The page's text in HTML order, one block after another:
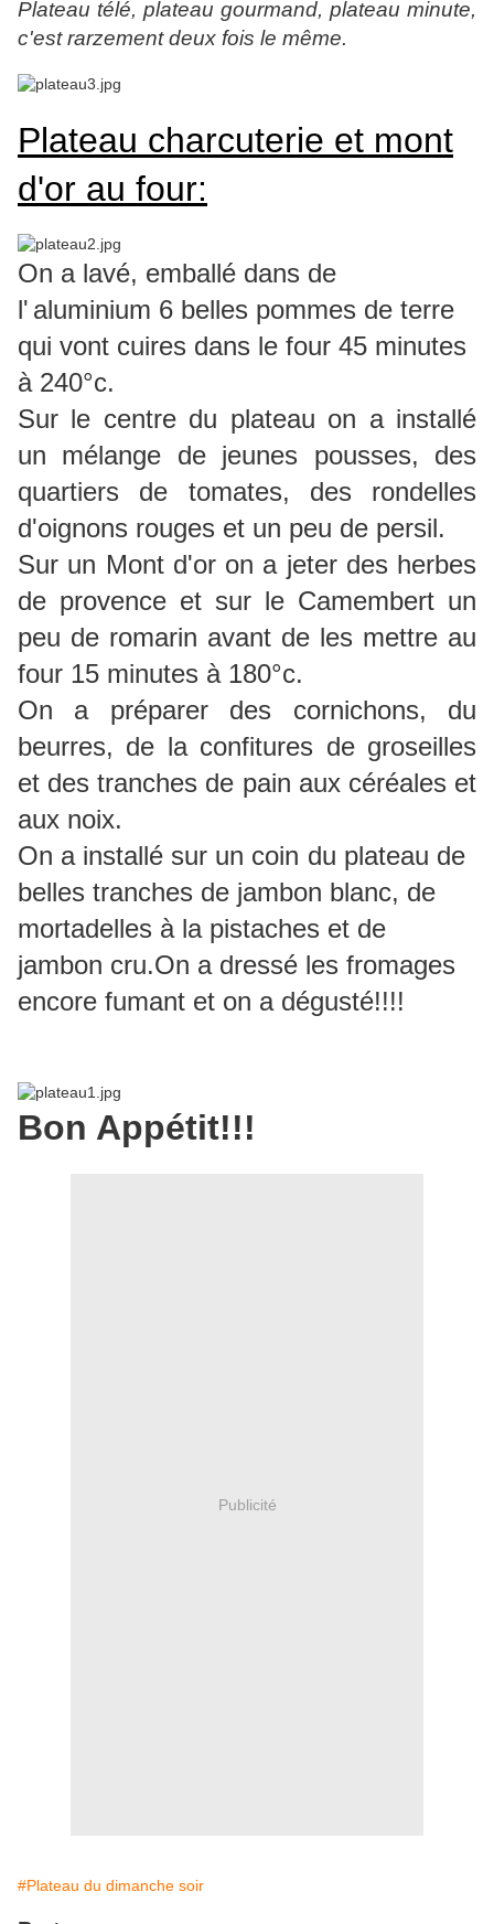
Plateau télé, plateau gourmand, plateau minute,
c'est rarzement deux fois le même.
Plateau charcuterie et mont
d'or au four:
On a lavé, emballé dans de
l' aluminium 6 belles pommes de terre
qui vont cuires dans le four 45 minutes
à 240°c.
Sur le centre du plateau on a installé
un mélange de jeunes pousses, des
quartiers de tomates, des rondelles
d'oignons rouges et un peu de persil.
Sur un Mont d'or on a jeter des herbes
de provence et sur le Camembert un
peu de romarin avant de les mettre au
four 15 minutes à 180°c.
On a préparer des cornichons, du
beurres, de la confitures de groseilles
et des tranches de pain aux céréales et
aux noix.
On a installé sur un coin du plateau de
belles tranches de jambon blanc, de
mortadelles à la pistaches et de
jambon cru.On a dressé les fromages
encore fumant et on a dégusté!!!!
Bon Appétit!!!
Publicité
#Plateau du dimanche soir